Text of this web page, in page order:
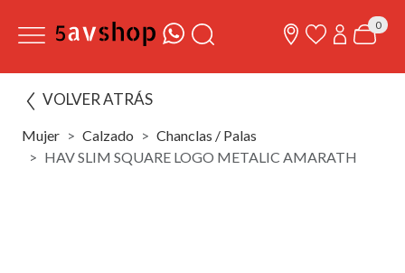
0
VOLVER ATRÁS
Mujer Calzado
Chanclas / Palas
HAV SLIM SQUARE LOGO METALIC AMARATH